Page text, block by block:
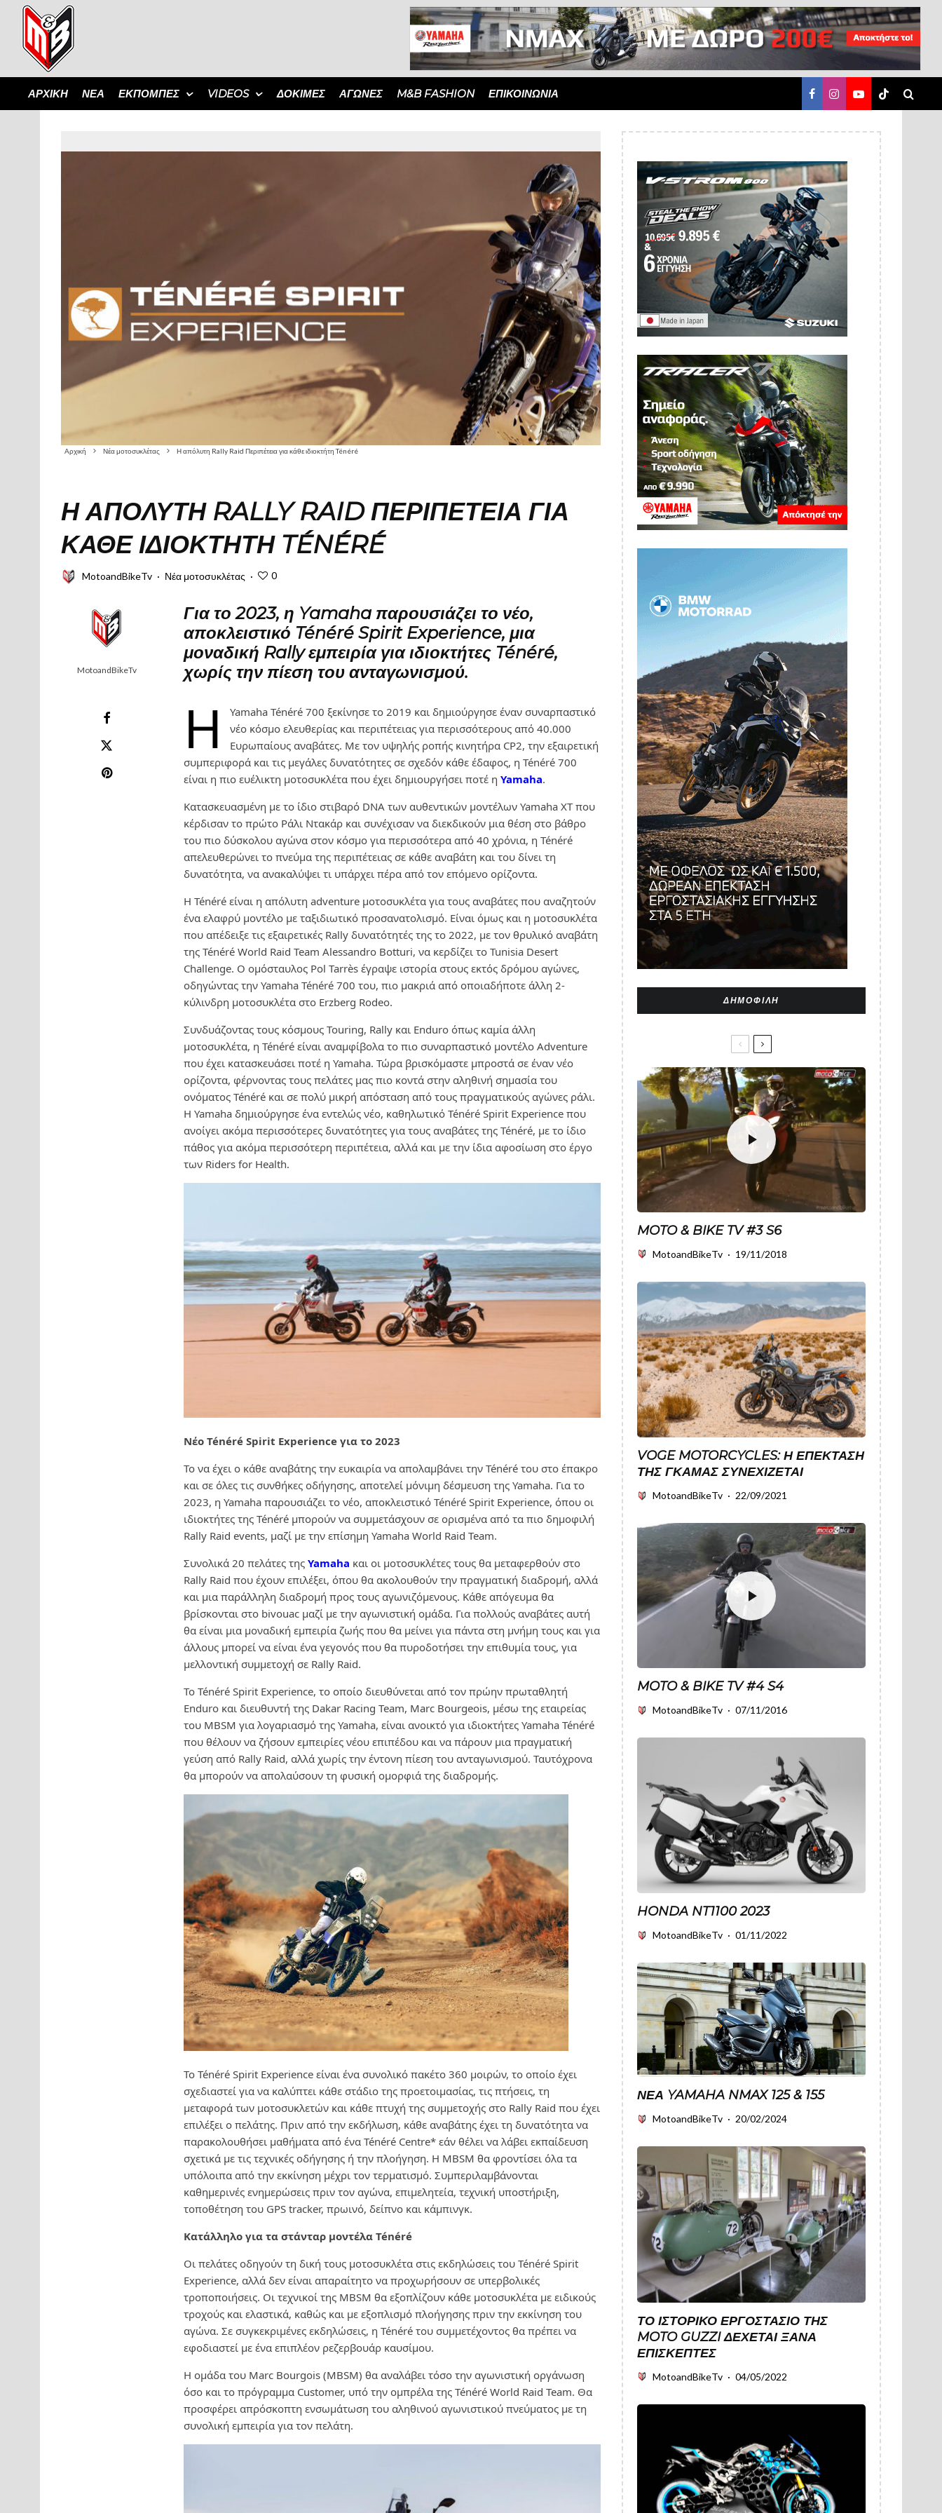
ΑΡΧΙΚΗ ΝΕΑ ΕΚΠΟΜΠΈΣ VIDEOS ΔΟΚΙΜΈΣ ΑΓΏΝΕΣ M&B FASHION ΕΠΙΚΟΙΝΩΝΙΑ
Αρχική Νέα μοτοσυκλέτας Η απόλυτη Rally Raid Περιπέτεια για κάθε ιδιοκτήτη Ténéré
Η ΑΠΌΛΥΤΗ RALLY RAID ΠΕΡΙΠΈΤΕΙΑ ΓΙΑ
ΚΆΘΕ ΙΔΙΟΚΤΉΤΗ TÉNÉRÉ
MotoandBikeTv · Νέα μοτοσυκλέτας · 0
MotoandBikeTv
Για το 2023, η Yamaha παρουσιάζει το νέο,
αποκλειστικό Ténéré Spirit Experience, μια
μοναδική Rally εμπειρία για ιδιοκτήτες Ténéré,
χωρίς την πίεση του ανταγωνισμού.
Η
Yamaha Ténéré 700 ξεκίνησε το 2019 και δημιούργησε έναν συναρπαστικό
νέο κόσμο ελευθερίας και περιπέτειας για περισσότερους από 40.000
Ευρωπαίους αναβάτες. Με τον υψηλής ροπής κινητήρα CP2, την εξαιρετική
συμπεριφορά και τις μεγάλες δυνατότητες σε σχεδόν κάθε έδαφος, η Ténéré 700
είναι η πιο ευέλικτη μοτοσυκλέτα που έχει δημιουργήσει ποτέ η Yamaha.
Κατασκευασμένη με το ίδιο στιβαρό DNA των αυθεντικών μοντέλων Yamaha XT που
κέρδισαν το πρώτο Ράλι Ντακάρ και συνέχισαν να διεκδικούν μια θέση στο βάθρο
του πιο δύσκολου αγώνα στον κόσμο για περισσότερα από 40 χρόνια, η Ténéré
απελευθερώνει το πνεύμα της περιπέτειας σε κάθε αναβάτη και του δίνει τη
δυνατότητα, να ανακαλύψει τι υπάρχει πέρα από τον επόμενο ορίζοντα.
Η Ténéré είναι η απόλυτη adventure μοτοσυκλέτα για τους αναβάτες που αναζητούν
ένα ελαφρύ μοντέλο με ταξιδιωτικό προσανατολισμό. Είναι όμως και η μοτοσυκλέτα
που απέδειξε τις εξαιρετικές Rally δυνατότητές της το 2022, με τον θρυλικό αναβάτη
της Ténéré World Raid Team Alessandro Botturi, να κερδίζει το Tunisia Desert
Challenge. Ο ομόσταυλος Pol Tarrès έγραψε ιστορία στους εκτός δρόμου αγώνες,
οδηγώντας την Yamaha Ténéré 700 του, πιο μακριά από οποιαδήποτε άλλη 2-
κύλινδρη μοτοσυκλέτα στο Erzberg Rodeo.
Συνδυάζοντας τους κόσμους Touring, Rally και Enduro όπως καμία άλλη
μοτοσυκλέτα, η Ténéré είναι αναμφίβολα το πιο συναρπαστικό μοντέλο Adventure
που έχει κατασκευάσει ποτέ η Yamaha. Τώρα βρισκόμαστε μπροστά σε έναν νέο
ορίζοντα, φέρνοντας τους πελάτες μας πιο κοντά στην αληθινή σημασία του
ονόματος Ténéré και σε πολύ μικρή απόσταση από τους πραγματικούς αγώνες ράλι.
Η Yamaha δημιούργησε ένα εντελώς νέο, καθηλωτικό Ténéré Spirit Experience που
ανοίγει ακόμα περισσότερες δυνατότητες για τους αναβάτες της Ténéré, με το ίδιο
πάθος για ακόμα περισσότερη περιπέτεια, αλλά και με την ίδια αφοσίωση στο έργο
των Riders for Health.
Νέο Ténéré Spirit Experience για το 2023
Το να έχει ο κάθε αναβάτης την ευκαιρία να απολαμβάνει την Ténéré του στο έπακρο
και σε όλες τις συνθήκες οδήγησης, αποτελεί μόνιμη δέσμευση της Yamaha. Για το
2023, η Yamaha παρουσιάζει το νέο, αποκλειστικό Ténéré Spirit Experience, όπου οι
ιδιοκτήτες της Ténéré μπορούν να συμμετάσχουν σε ορισμένα από τα πιο δημοφιλή
Rally Raid events, μαζί με την επίσημη Yamaha World Raid Team.
Συνολικά 20 πελάτες της Yamaha και οι μοτοσυκλέτες τους θα μεταφερθούν στο
Rally Raid που έχουν επιλέξει, όπου θα ακολουθούν την πραγματική διαδρομή, αλλά
και μια παράλληλη διαδρομή προς τους αγωνιζόμενους. Κάθε απόγευμα θα
βρίσκονται στο bivouac μαζί με την αγωνιστική ομάδα. Για πολλούς αναβάτες αυτή
θα είναι μια μοναδική εμπειρία ζωής που θα μείνει για πάντα στη μνήμη τους και για
άλλους μπορεί να είναι ένα γεγονός που θα πυροδοτήσει την επιθυμία τους, για
μελλοντική συμμετοχή σε Rally Raid.
Το Ténéré Spirit Experience, το οποίο διευθύνεται από τον πρώην πρωταθλητή
Enduro και διευθυντή της Dakar Racing Team, Marc Bourgeois, μέσω της εταιρείας
του MBSM για λογαριασμό της Yamaha, είναι ανοικτό για ιδιοκτήτες Yamaha Ténéré
που θέλουν να ζήσουν εμπειρίες νέου επιπέδου και να πάρουν μια πραγματική
γεύση από Rally Raid, αλλά χωρίς την έντονη πίεση του ανταγωνισμού. Ταυτόχρονα
θα μπορούν να απολαύσουν τη φυσική ομορφιά της διαδρομής.
Το Ténéré Spirit Experience είναι ένα συνολικό πακέτο 360 μοιρών, το οποίο έχει
σχεδιαστεί για να καλύπτει κάθε στάδιο της προετοιμασίας, τις πτήσεις, τη
μεταφορά των μοτοσυκλετών και κάθε πτυχή της συμμετοχής στο Rally Raid που έχει
επιλέξει ο πελάτης. Πριν από την εκδήλωση, κάθε αναβάτης έχει τη δυνατότητα να
παρακολουθήσει μαθήματα από ένα Ténéré Centre* εάν θέλει να λάβει εκπαίδευση
σχετικά με τις τεχνικές οδήγησης ή την πλοήγηση. Η MBSM θα φροντίσει όλα τα
υπόλοιπα από την εκκίνηση μέχρι τον τερματισμό. Συμπεριλαμβάνονται
καθημερινές ενημερώσεις πριν τον αγώνα, επιμελητεία, τεχνική υποστήριξη,
τοποθέτηση του GPS tracker, πρωινό, δείπνο και κάμπινγκ.
Κατάλληλο για τα στάνταρ μοντέλα Ténéré
Οι πελάτες οδηγούν τη δική τους μοτοσυκλέτα στις εκδηλώσεις του Ténéré Spirit
Experience, αλλά δεν είναι απαραίτητο να προχωρήσουν σε υπερβολικές
τροποποιήσεις. Οι τεχνικοί της MBSM θα εξοπλίζουν κάθε μοτοσυκλέτα με ειδικούς
τροχούς και ελαστικά, καθώς και με εξοπλισμό πλοήγησης πριν την εκκίνηση του
αγώνα. Σε συγκεκριμένες εκδηλώσεις, η Ténéré του συμμετέχοντος θα πρέπει να
εφοδιαστεί με ένα επιπλέον ρεζερβουάρ καυσίμου.
Η ομάδα του Marc Bourgois (MBSM) θα αναλάβει τόσο την αγωνιστική οργάνωση
όσο και το πρόγραμμα Customer, υπό την ομπρέλα της Ténéré World Raid Team. Θα
προσφέρει απρόσκοπτη ενσωμάτωση του αληθινού αγωνιστικού πνεύματος με τη
συνολική εμπειρία για τον πελάτη.
ΔΗΜΟΦΙΛΉ
MOTO & BIKE TV #3 S6
MotoandBikeTv · 19/11/2018
VOGE MOTORCYCLES: Η ΕΠΈΚΤΑΣΗ
ΤΗΣ ΓΚΆΜΑΣ ΣΥΝΕΧΊΖΕΤΑΙ
MotoandBikeTv · 22/09/2021
MOTO & BIKE TV #4 S4
MotoandBikeTv · 07/11/2016
HONDA NT1100 2023
MotoandBikeTv · 01/11/2022
ΝΈΑ YAMAHA NMAX 125 & 155
MotoandBikeTv · 20/02/2024
ΤΟ ΙΣΤΟΡΙΚΌ ΕΡΓΟΣΤΆΣΙΟ ΤΗΣ
MOTO GUZZI ΔΈΧΕΤΑΙ ΞΑΝΆ
ΕΠΙΣΚΈΠΤΕΣ
MotoandBikeTv · 04/05/2022